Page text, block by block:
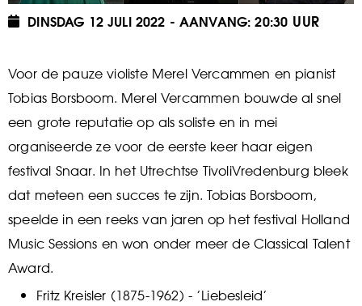
DINSDAG 12 JULI 2022 20:30
Voor de pauze violiste Merel Vercammen en pianist
Tobias Borsboom. Merel Vercammen bouwde al snel
een grote reputatie op als soliste en in mei
organiseerde ze voor de eerste keer haar eigen
festival Snaar. In het Utrechtse TivoliVredenburg bleek
dat meteen een succes te zijn. Tobias Borsboom,
speelde in een reeks van jaren op het festival Holland
Music Sessions en won onder meer de Classical Talent
Award.
Fritz Kreisler (1875-1962) - ’Liebesleid’